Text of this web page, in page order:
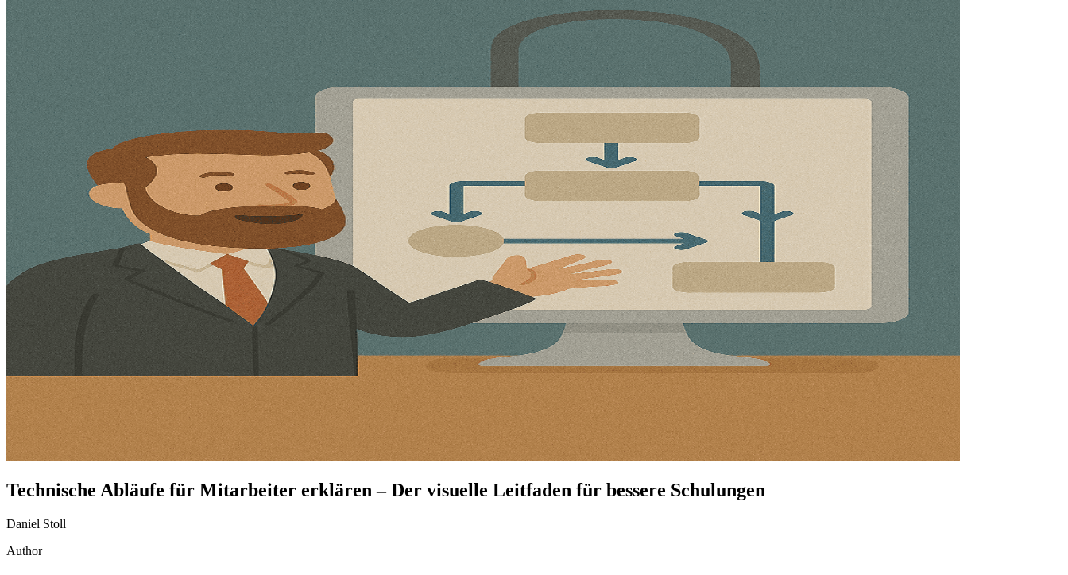
Technische Abläufe für Mitarbeiter erklären – Der visuelle Leitfaden für bessere Schulungen
Daniel Stoll
Author